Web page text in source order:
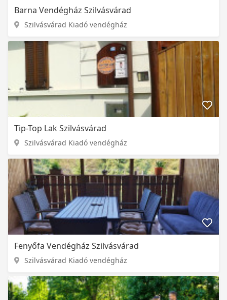
Barna Vendégház Szilvásvárad
Szilvásvárad Kiadó vendégház
Tip-Top Lak Szilvásvárad
Szilvásvárad Kiadó vendégház
Fenyőfa Vendégház Szilvásvárad
Szilvásvárad Kiadó vendégház